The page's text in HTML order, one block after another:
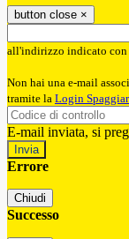
button close ×
all'indirizzo indicato con
Non hai una e-mail
tramite la Login
E-mail inviata, si
Errore
Chiudi
Successo